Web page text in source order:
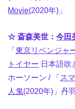
Movie(2020年)」
☆ 斎森美世：今田
「東京リベンジャ
トイヤー 日本語吹
ホーソーン / 「ス
人鬼(2020年)」丹